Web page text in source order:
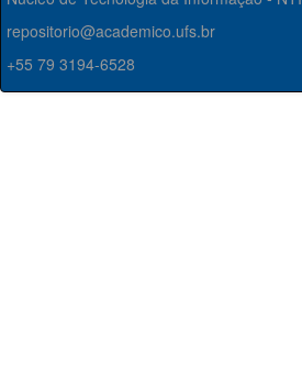
repositorio@academico.ufs.br
+55 79 3194-6528